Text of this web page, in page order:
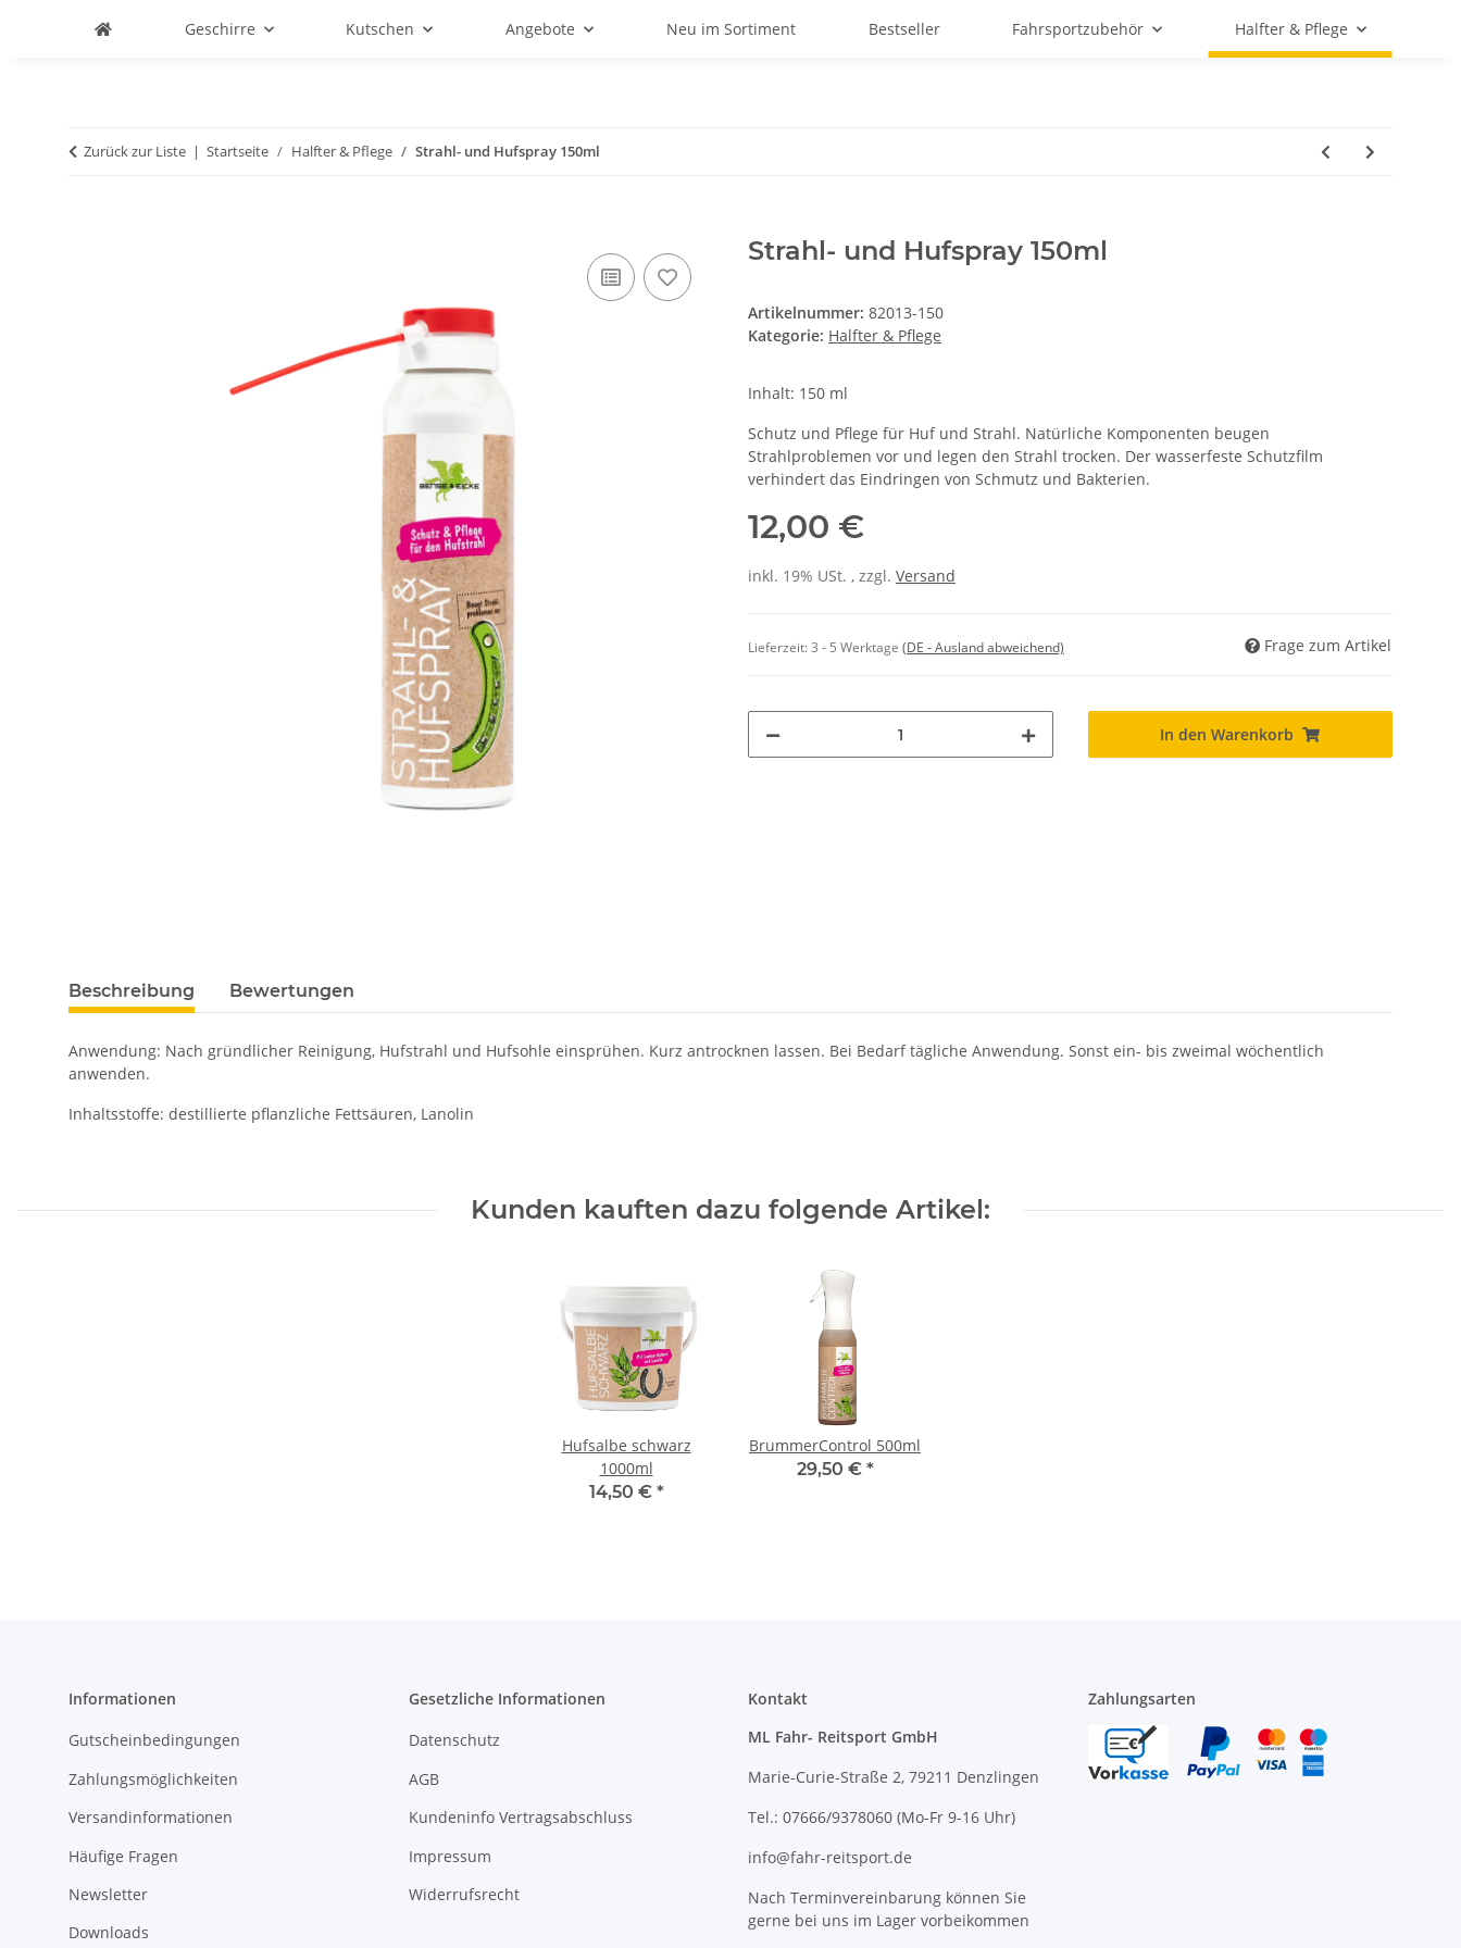
Geschirre Kutschen Angebote Neu im Sortiment Bestseller Fahrsportzubehör Halfter & Pflege
Zurück zur Liste Startseite Halfter & Pflege Strahl- und Hufspray 150ml
Strahl- und Hufspray 150ml
Artikelnummer: 82013-150
Kategorie: Halfter & Pflege
Inhalt: 150 ml
Schutz und Pflege für Huf und Strahl. Natürliche Komponenten beugen
Strahlproblemen vor und legen den Strahl trocken. Der wasserfeste Schutzfilm
verhindert das Eindringen von Schmutz und Bakterien.
12,00 €
inkl. 19% USt. , zzgl. Versand
Lieferzeit:3 - 5 Werktage (DE - Ausland abweichend) Frage zum Artikel
In den Warenkorb
Beschreibung Bewertungen
Anwendung: Nach gründlicher Reinigung, Hufstrahl und Hufsohle einsprühen. Kurz antrocknen lassen. Bei Bedarf tägliche Anwendung. Sonst ein- bis zweimal wöchentlich
anwenden.
Inhaltsstoffe: destillierte pflanzliche Fettsäuren, Lanolin
Kunden kauften dazu folgende Artikel:
Hufsalbe schwarz
1000ml
14,50 € *
BrummerControl 500ml
29,50 € *
Informationen
Gutscheinbedingungen
Zahlungsmöglichkeiten
Versandinformationen
Häufige Fragen
Newsletter
Downloads
Gesetzliche Informationen
Datenschutz
AGB
Kundeninfo Vertragsabschluss
Impressum
Widerrufsrecht
Kontakt
ML Fahr- Reitsport GmbH
Marie-Curie-Straße 2, 79211 Denzlingen
Tel.: 07666/9378060 (Mo-Fr 9-16 Uhr)
info@fahr-reitsport.de
Nach Terminvereinbarung können Sie
gerne bei uns im Lager vorbeikommen
Zahlungsarten